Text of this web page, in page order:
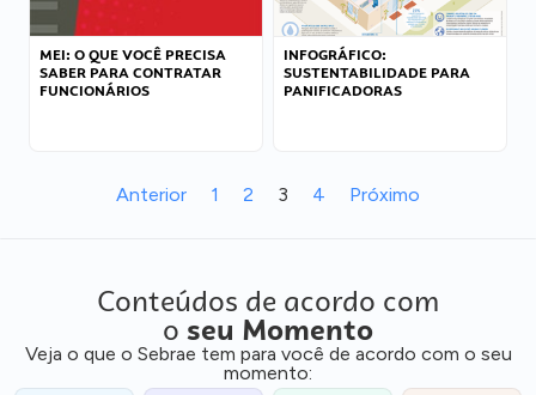
MEI: O QUE VOCÊ PRECISA
SABER PARA CONTRATAR
FUNCIONÁRIOS
INFOGRÁFICO:
SUSTENTABILIDADE PARA
PANIFICADORAS
Anterior 1 2 3 4 Próximo
Conteúdos de acordo com
o seu Momento
Veja o que o Sebrae tem para você de acordo com o seu
momento: